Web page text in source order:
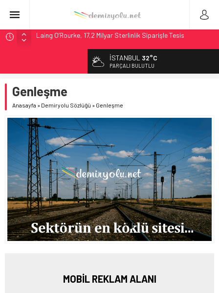
Büyütüyor
İtalya’dan Yeni Otomotiv Demiryolu: 4.800 Ton CO2
Webuild Tüneli Tamamladı: Lima’da Seyahat 45 Dakikaya
Alstom ve Siemens’ten São Paulo’da Çifte Sinyal Hamlesi
Sözleşme
İSTANBUL 32°C
PARÇALI BULUTLU
Genleşme
Anasayfa » Demiryolu Sözlüğü » Genleşme
MOBİL REKLAM ALANI